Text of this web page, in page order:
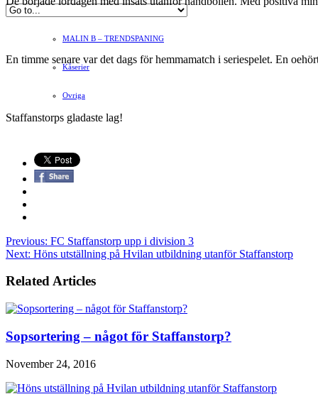
Hvilan – Trädgårdstips
MALIN B – TRENDSPANING
Kåserier
Ovriga
En timme senare var det dags för hemmamatch i seriespelet. En
Staffanstorps gladaste lag!
Previous: FC Staffanstorp upp i division 3
Next: Höns utställning på Hvilan utbildning utanför Staffanstorp
Related Articles
Sopsortering – något för Staffanstorp?
November 24, 2016